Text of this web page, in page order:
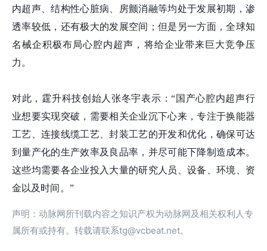
内超声、结构性心脏病、房颤消融等均处于发展初期，渗
透率较低，还有极大的发展空间；但是另一方面，全球知
名械企积极布局心腔内超声，将给企业带来巨大竞争压
力。
对此，霆升科技创始人张冬宇表示：“国产心腔内超声行
业想要实现突破，需要相关企业沉下心来，专注于换能器
工艺、连接线缆工艺、封装工艺的开发和优化，确保可达
到量产化的生产效率及良品率，并尽可能下降制造成本。
这些均需要各企业投入大量的研究人员、设备、环境、资
金以及时间。”
声明：动脉网所刊载内容之知识产权为动脉网及相关权利人专
属所有或持有。转载请联系tg@vcbeat.net。